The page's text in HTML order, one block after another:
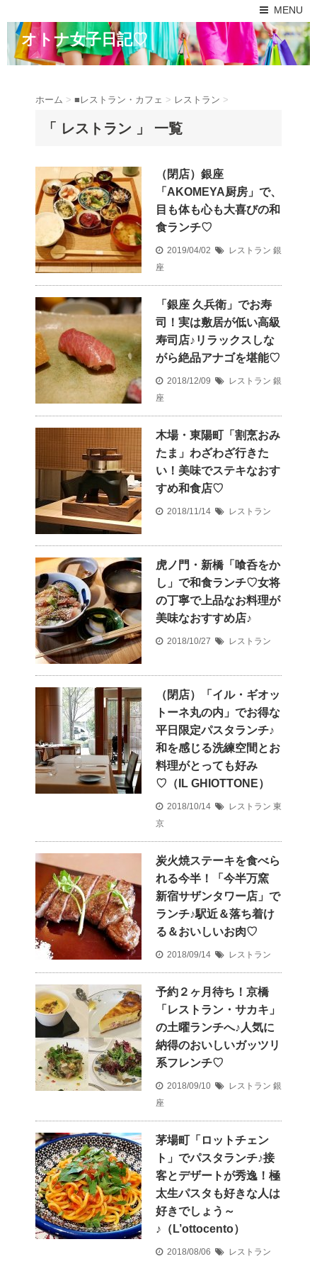
MENU
オトナ女子日記♡
ホーム > ■レストラン・カフェ > レストラン >
「 レストラン 」 一覧
（閉店）銀座
「AKOMEYA厨房」で、
目も体も心も大喜びの和
食ランチ♡
2019/04/02 レストラン 銀
座
「銀座 久兵衛」でお寿
司！実は敷居が低い高級
寿司店♪リラックスしな
がら絶品アナゴを堪能♡
2018/12/09 レストラン 銀
座
木場・東陽町「割烹おみ
たま」わざわざ行きた
い！美味でステキなおす
すめ和食店♡
2018/11/14 レストラン
虎ノ門・新橋「喰呑をか
し」で和食ランチ♡女将
の丁寧で上品なお料理が
美味なおすすめ店♪
2018/10/27 レストラン
（閉店）「イル・ギオッ
トーネ丸の内」でお得な
平日限定パスタランチ♪
和を感じる洗練空間とお
料理がとっても好み
♡（IL GHIOTTONE）
2018/10/14 レストラン 東
京
炭火焼ステーキを食べら
れる今半！「今半万窯
新宿サザンタワー店」で
ランチ♪駅近＆落ち着け
る＆おいしいお肉♡
2018/09/14 レストラン
予約２ヶ月待ち！京橋
「レストラン・サカキ」
の土曜ランチへ♪人気に
納得のおいしいガッツリ
系フレンチ♡
2018/09/10 レストラン 銀
座
茅場町「ロットチェン
ト」でパスタランチ♪接
客とデザートが秀逸！極
太生パスタも好きな人は
好きでしょう～
♪（L’ottocento）
2018/08/06 レストラン